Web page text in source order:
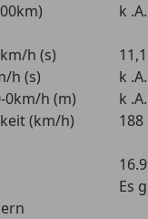
k .A.
h (s)
11,1
h (s)
k .A.
0km/h (m)
k .A.
(km/h)
188
Es